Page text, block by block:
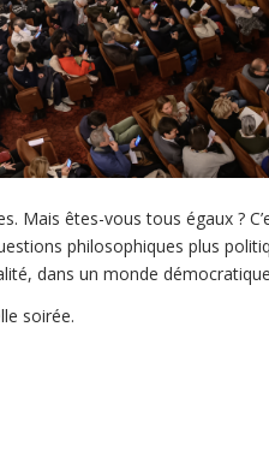
Mais êtes-vous tous égaux ?
philosophiques plus
dans un monde
soirée.